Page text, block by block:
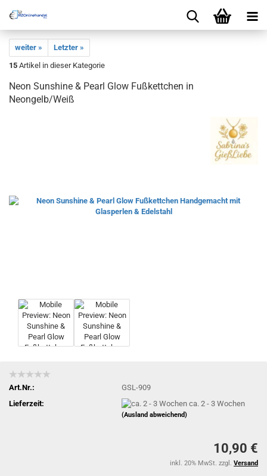
weiter »
Letzter »
15 Artikel in dieser Kategorie
Neon Sunshine & Pearl Glow Fußkettchen in
Neongelb/Weiß
Art.Nr.:
GSL-909
Lieferzeit:
ca. 2 - 3 Wochen
(Ausland abweichend)
10,90 €
inkl. 20% MwSt. zzgl. Versand